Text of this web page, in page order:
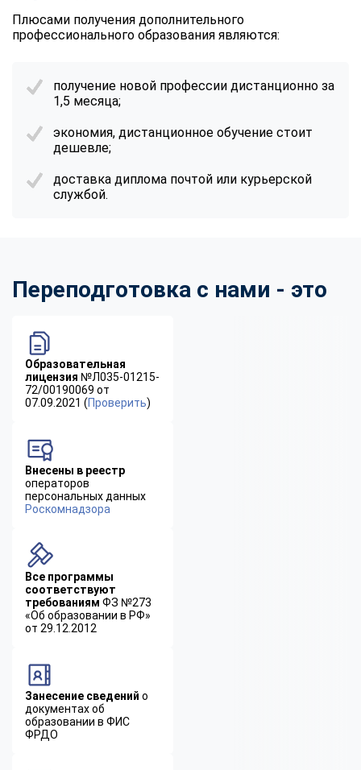
Плюсами получения дополнительного
профессионального образования являются:
получение новой профессии дистанционно за
1,5 месяца;
экономия, дистанционное обучение стоит
дешевле;
доставка диплома почтой или курьерской
службой.
Переподготовка с нами - это
Образовательная
лицензия №Л035-01215-
72/00190069 от
07.09.2021 (Проверить)
Внесены в реестр
операторов
персональных данных
Роскомнадзора
Все программы
соответствуют
требованиям ФЗ №273
«Об образовании в РФ»
от 29.12.2012
Занесение сведений о
документах об
образовании в ФИС
ФРДО